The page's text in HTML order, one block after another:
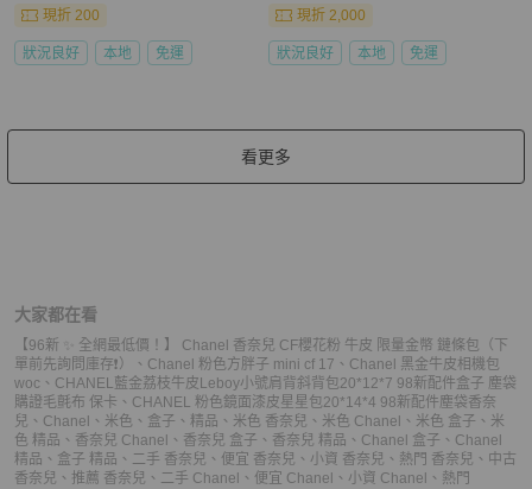
現折 200
狀況良好 本地 免運
現折 2,000
狀況良好 本地 免運
看更多
大家都在看
【96新 ✨ 全網最低價！】 Chanel 香奈兒 CF櫻花粉 牛皮 限量金幣 鏈條包（下
單前先詢問庫存❗️）
、 Chanel 粉色方胖子 mini cf 17 、 Chanel 黑金牛皮相機包
woc 、 CHANEL藍金荔枝牛皮Leboy小號肩背斜背包20*12*7 98新配件盒子 塵袋
購證毛氈布 保卡 、 CHANEL 粉色鏡面漆皮星星包20*14*4 98新配件塵袋香奈
兒 、 Chanel 、 米色 、 盒子 、 精品 、 米色 香奈兒 、 米色 Chanel 、 米色 盒子 、 米
色 精品 、 香奈兒 Chanel 、 香奈兒 盒子 、 香奈兒 精品 、 Chanel 盒子 、 Chanel
精品 、 盒子 精品 、 二手 香奈兒 、 便宜 香奈兒 、 小資 香奈兒 、 熱門 香奈兒 、 中古
香奈兒 、 推薦 香奈兒 、 二手 Chanel 、 便宜 Chanel 、 小資 Chanel 、 熱門